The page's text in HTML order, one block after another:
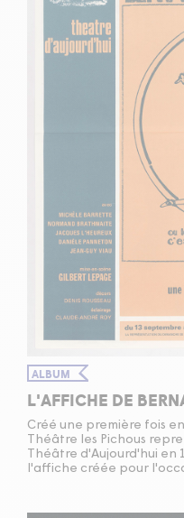
ALBUM
L'AFFICHE DE
Créé une première fois
Théâtre les Pichous
Théâtre d'Aujourd'hui en
l'affiche créée pour